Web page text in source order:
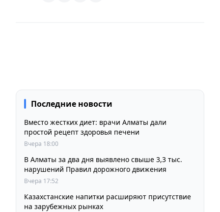
Последние новости
Вместо жестких диет: врачи Алматы дали
Вчера 18:00
В Алматы за два дня выявлено свыше 3,3 тыс.
нарушений Правил дорожного движения
Вчера 17:52
Казахстанские напитки расширяют присутствие
на зарубежных рынках